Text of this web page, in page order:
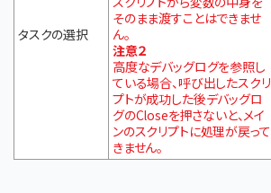
タスクの選択
そのまま渡すことはできませ
ん。
注意２
高度なデバッグログを参照し
ている場合、呼び出したスクリ
プトが成功した後デバッグロ
グのCloseを押さないと、メイ
ンのスクリプトに処理が戻って
きません。